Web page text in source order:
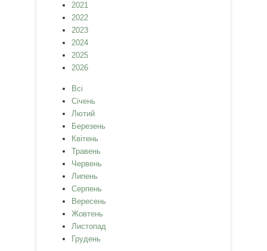
2021
2022
2023
2024
2025
2026
Всі
Січень
Лютий
Березень
Квітень
Травень
Червень
Липень
Серпень
Вересень
Жовтень
Листопад
Грудень